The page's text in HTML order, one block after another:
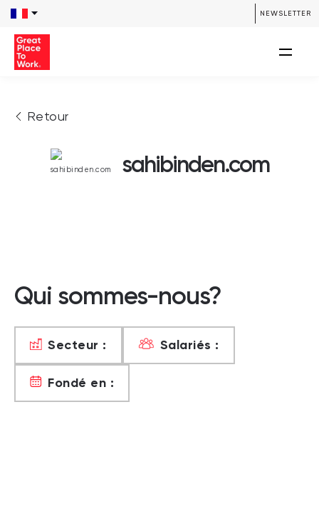
NEWSLETTER
Retour
sahibinden.com
Qui sommes-nous?
Secteur : Salariés :
Fondé en :